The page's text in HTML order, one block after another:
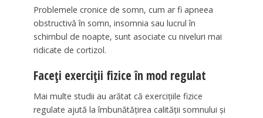
Problemele cronice de somn, cum ar fi apneea
obstructivă în somn, insomnia sau lucrul în
schimbul de noapte, sunt asociate cu niveluri mai
ridicate de cortizol.
Faceți exerciții fizice în mod regulat
Mai multe studii au arătat că exercițiile fizice
regulate ajută la îmbunătățirea calității somnului și